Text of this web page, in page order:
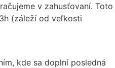
v zahusťovaní. Toto
(záleží od veľkosti
kde sa doplní posledná